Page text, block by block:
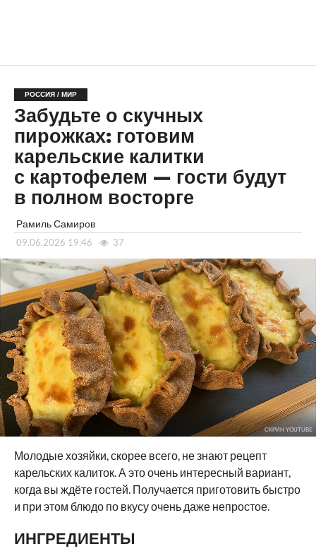
РОССИЯ / МИР
Забудьте о скучных
пирожках: готовим
карельские калитки
с картофелем — гости будут
в полном восторге
Рамиль Самиров
09.06.2026 19:46 37
СКРИН YOUTUBE
Молодые хозяйки, скорее всего, не знают рецепт
карельских калиток. А это очень интересный вариант,
когда вы ждёте гостей. Получается приготовить быстро
и при этом блюдо по вкусу очень даже непростое.
ИНГРЕДИЕНТЫ